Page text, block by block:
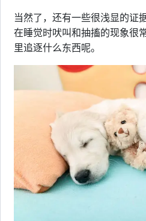
当然了，还有一些很浅显的证
在睡觉时吠叫和抽搐的现象很
里追逐什么东西呢。